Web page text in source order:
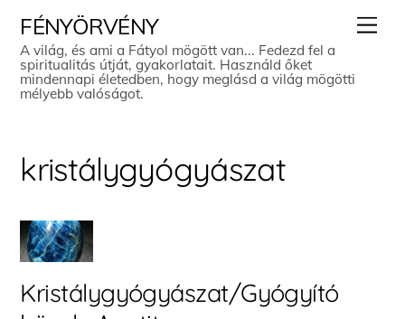
content
FÉNYÖRVÉNY
A világ, és ami a Fátyol mögött van... Fedezd fel a
spiritualitás útját, gyakorlatait. Használd őket
mindennapi életedben, hogy meglásd a világ mögötti
mélyebb valóságot.
kristálygyógyászat
Kristálygyógyászat/Gyógyító